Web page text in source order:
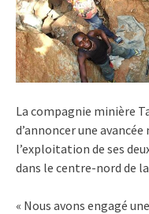
La compagnie minière
d’annoncer une
l’exploitation de ses
dans le centre-nord de
« Nous avons engagé